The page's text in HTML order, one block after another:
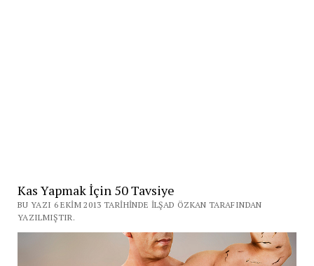
Kas Yapmak İçin 50 Tavsiye
BU YAZI 6 EKIM 2013 TARIHINDE İLŞAD ÖZKAN TARAFINDAN
YAZILMIŞTIR.